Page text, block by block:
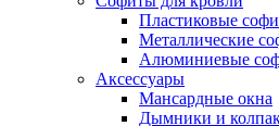
Пластиковые
Металлические
Алюминиевые
Аксессуары
Мансардные окна
Дымники и